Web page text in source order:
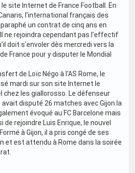
site Internet de France Football. En
l'international français des
un contrat de cinq ans en
ne rejoindra cependant pas l'effectif
doit s'envoler dès mercredi vers la
France pour y disputer le Mondial
de Loïc Négo à l'AS Rome, le
mardi sur son site Internet le
les giallorosso. Le défenseur
disputé 26 matches avec Gijon la
évoqué au FC Barcelone mais
de rejoindre Luis Enrique, le nouvel
à Gijon, il a pris congé de ses
et est attendu à Rome dans la soirée